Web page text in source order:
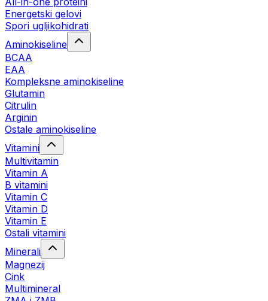
Energetski gelovi
Spori ugljikohidrati
Aminokiseline
BCAA
EAA
Kompleksne aminokiseline
Glutamin
Citrulin
Arginin
Ostale aminokiseline
Vitamini
Multivitamin
Vitamin A
B vitamini
Vitamin C
Vitamin D
Vitamin E
Ostali vitamini
Minerali
Magnezij
Cink
Multimineral